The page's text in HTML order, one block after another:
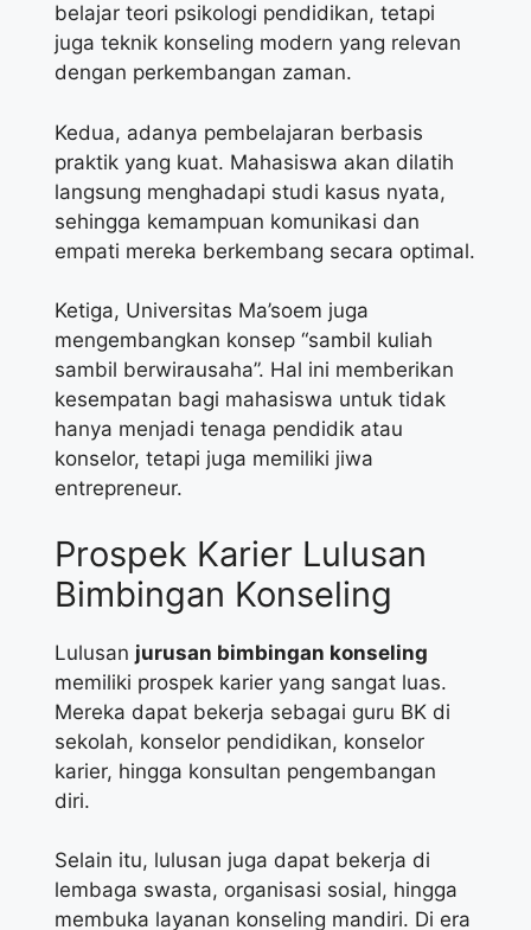
belajar teori psikologi pendidikan, tetapi
juga teknik konseling modern yang relevan
dengan perkembangan zaman.
Kedua, adanya pembelajaran berbasis
praktik yang kuat. Mahasiswa akan dilatih
langsung menghadapi studi kasus nyata,
sehingga kemampuan komunikasi dan
empati mereka berkembang secara optimal.
Ketiga, Universitas Ma’soem juga
mengembangkan konsep “sambil kuliah
sambil berwirausaha”. Hal ini memberikan
kesempatan bagi mahasiswa untuk tidak
hanya menjadi tenaga pendidik atau
konselor, tetapi juga memiliki jiwa
entrepreneur.
Prospek Karier Lulusan
Bimbingan Konseling
Lulusan jurusan bimbingan konseling
memiliki prospek karier yang sangat luas.
Mereka dapat bekerja sebagai guru BK di
sekolah, konselor pendidikan, konselor
karier, hingga konsultan pengembangan
diri.
Selain itu, lulusan juga dapat bekerja di
lembaga swasta, organisasi sosial, hingga
membuka layanan konseling mandiri. Di era